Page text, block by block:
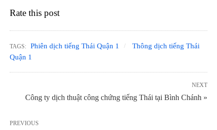
Rate this post
TAGS: Phiên dịch tiếng Thái Quận 1
Thông dịch tiếng Thái
Quận 1
NEXT
Công ty dịch thuật công chứng tiếng Thái tại Bình Chánh »
PREVIOUS